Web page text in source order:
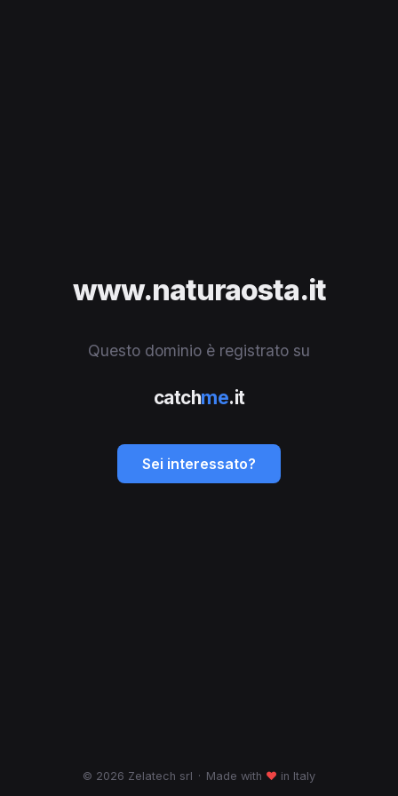
www.naturaosta.it
Questo dominio è registrato su
catchme.it
Sei interessato?
© 2026 Zelatech srl · Made with ♥ in Italy